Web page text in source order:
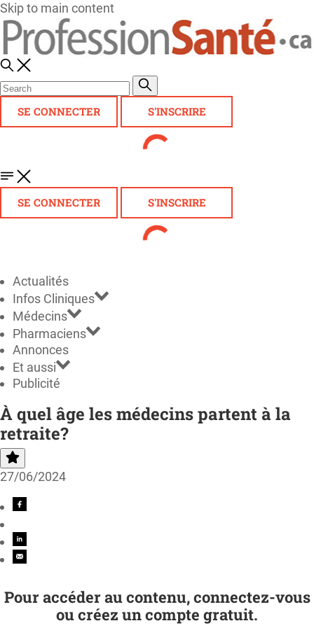
Skip to main content
SE CONNECTER S'INSCRIRE
SE CONNECTER S'INSCRIRE
Actualités
Infos Cliniques
Médecins
Pharmaciens
Annonces
Et aussi
Publicité
À quel âge les médecins partent à la
retraite?
27/06/2024
Pour accéder au contenu, connectez-vous
ou créez un compte gratuit.